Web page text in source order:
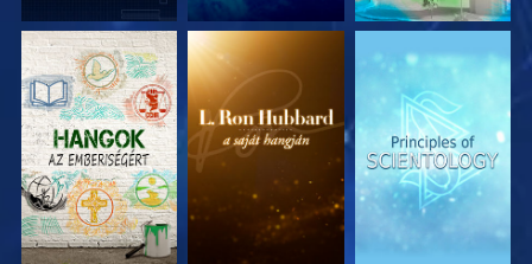
A SOROZAT
RÉSZEI
A SOROZAT
RÉSZEI
A SOROZAT
RÉSZEI